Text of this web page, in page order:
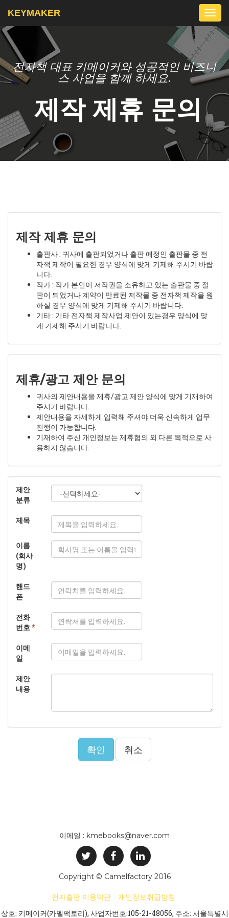
KEYMAKER
전자책 대표 키메이커와 성공적인 비즈니
스 사업을 함께 하세요.
제작 제휴 문의
제작 제휴 문의
출판사 : 귀사에 출판되었거나 출판 예정인 출판물 중 전
자책 제작이 필요한 경우 양식에 맞게 기제해 주시기 바랍
니다.
작가 : 작가 본인이 저작권을 소유하고 있는 출판물 중 절
판이 되었거나 계약이 만료된 저작물 중 전자책 제작을 원
하실 경우 양식에 맞게 기제해 주시기 바랍니다.
기타 : 기타 전자책 제작사업 제안이 있는경우 양식에 맞
게 기제해 주시기 바랍니다.
제휴/광고 제안 문의
귀사의 제안내용을 제휴/광고 제안 양식에 맞게 기재하여
주시기 바랍니다.
제안내용을 자세하게 입력해 주셔야 더욱 신속하게 업무
진행이 가능합니다.
기재하여 주신 개인정보는 제휴협의 외 다른 목적으로 사
용하지 않습니다.
제안
분류
제목
이름
(회사
명)
핸드
폰
전화
번호*
이메
일
제안
내용
확인 취소
이메일 : kmebooks@naver.com
Copyright © Camelfactory 2016
전자출판 이용약관 개인정보취급방침
상호: 키메이커(카멜팩토리), 사업자번호:105-21-48056, 주소: 서울특별시